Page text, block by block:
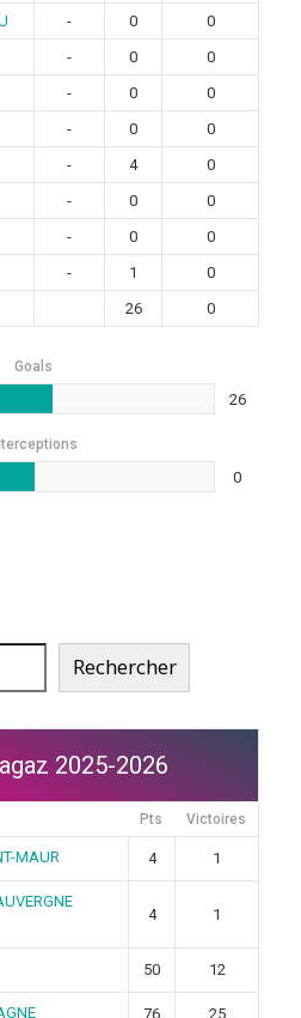
- 0
0
- 0
0
- 0
0
- 0
0
- 4
0
- 0
0
- 0
0
- 1
0
26 0
Goals
26
0
Rechercher
2025-2026
Pts Victoires
MAUR 4 1
4 1
50 12
76 25